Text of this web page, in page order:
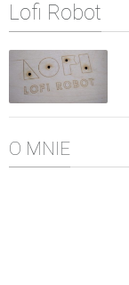
Lofi Robot
O MNIE